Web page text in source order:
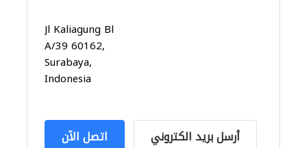
Jl Kaliagung Bl
A/39 60162,
Surabaya,
Indonesia
اتصل الآن أرسل بريد الكتروني